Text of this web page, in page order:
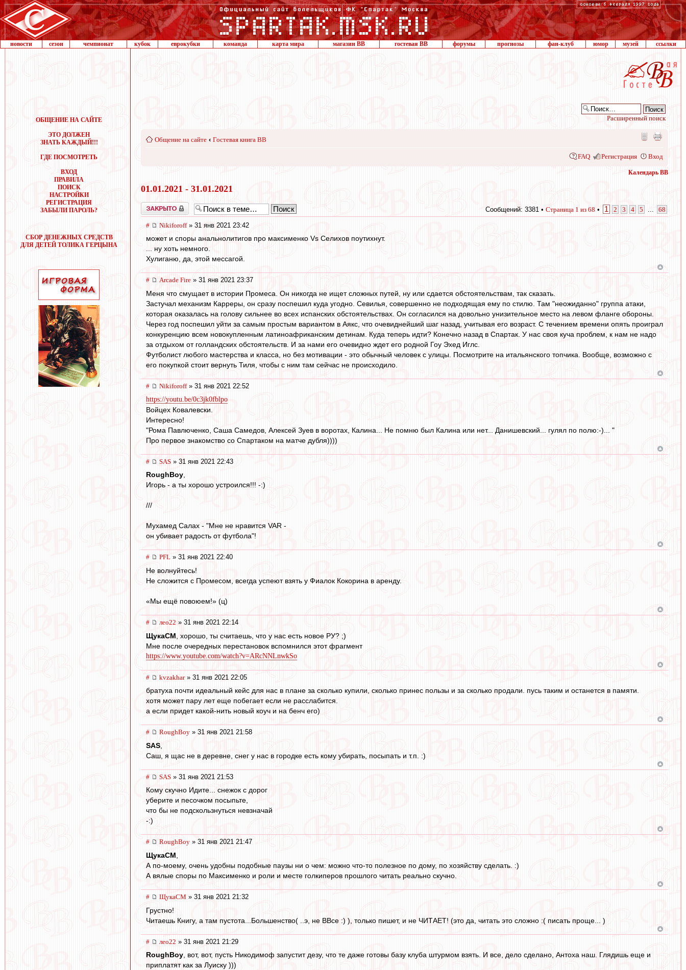
новости сезон чемпионат кубок еврокубки команда карта мира магазин ВВ гостевая ВВ форумы прогнозы фан-клуб юмор музей ссылки
ОБЩЕНИЕ НА САЙТЕ
ЭТО ДОЛЖЕН
ЗНАТЬ КАЖДЫЙ!!!
ГДЕ ПОСМОТРЕТЬ
ВХОД
ПРАВИЛА
ПОИСК
НАСТРОЙКИ
РЕГИСТРАЦИЯ
ЗАБЫЛИ ПАРОЛЬ?
СБОР ДЕНЕЖНЫХ СРЕДСТВ
ДЛЯ ДЕТЕЙ ТОЛИКА ГЕРЦЫНА
Расширенный поиск
Общение на сайте ‹ Гостевая книга ВВ
FAQ Регистрация Вход
Календарь ВВ
01.01.2021 - 31.01.2021
Закрыто Сообщений: 3381 • Страница 1 из 68 • 1 2 3 4 5 68
# Nikiforoff» 31 янв 2021 23:42
может и споры анальнолитигов про максименко Vs Селихов поутихнут.
... ну хоть немного.
Хулиганю, да, этой мессагой.
# Arcade Fire » 31 янв 2021 23:37
Меня что смущает в истории Промеса. Он никогда не ищет сложных путей, ну или сдается обстоятельствам, так сказать.
Застучал механизм Карреры, он сразу поспешил куда угодно. Севилья, совершенно не подходящая ему по стилю. Там "неожиданно" группа атаки,
которая оказалась на голову сильнее во всех испанских обстоятельствах. Он согласился на довольно унизительное место на левом фланге обороны.
Через год поспешил уйти за самым простым вариантом в Аякс, что очевиднейший шаг назад, учитывая его возраст. С течением времени опять проиграл
конкуренцию всем новокупленным латиноафриканским детинам. Куда теперь идти? Конечно назад в Спартак. У нас своя куча проблем, к нам не надо
за отдыхом от голландских обстоятельств. И за нами его очевидно ждет его родной Гоу Эхед Иглс.
Футболист любого мастерства и класса, но без мотивации - это обычный человек с улицы. Посмотрите на итальянского топчика. Вообще, возможно с
его покупкой стоит вернуть Тиля, чтобы с ним там сейчас не происходило.
# Nikiforoff» 31 янв 2021 22:52
https://youtu.be/0c3jk0fblpo
Войцех Ковалевски.
Интересно!
"Рома Павлюченко, Саша Самедов, Алексей Зуев в воротах, Калина... Не помню был Калина или нет... Данишевский... гулял по полю:-)... "
Про первое знакомство со Спартаком на матче дубля))))
# SAS » 31 янв 2021 22:43
RoughBoy,
Игорь - а ты хорошо устроился!!! -:)
///
Мухамед Салах - "Мне не нравится VAR -
он убивает радость от футбола"!
# PFL » 31 янв 2021 22:40
Не волнуйтесь!
Не сложится с Промесом, всегда успеют взять у Фиалок Кокорина в аренду.
«Мы ещё повоюем!» (ц)
# лео22 » 31 янв 2021 22:14
ЩукаСМ , хорошо, ты считаешь, что у нас есть новое РУ? ;)
Мне после очередных перестановок вспомнился этот фрагмент
https://www.youtube.com/watch?v=ARcNNLnwkSo
# kvzakhar» 31 янв 2021 22:05
братуха почти идеальный кейс для нас в плане за сколько купили, сколько принес пользы и за сколько продали. пусь таким и останется в памяти.
хотя может пару лет еще побегает если не расслабится.
а если придет какой-нить новый коуч и на бенч его)
# RoughBoy » 31 янв 2021 21:58
SAS
Саш, я щас не в деревне, снег у нас в городке есть кому убирать, посыпать и т.п. :)
# SAS » 31 янв 2021 21:53
Кому скучно Идите... снежок с дорог
уберите и песочком посыпьте,
что бы не подскользнуться невзначай
-:)
# RoughBoy » 31 янв 2021 21:47
ЩукаСМ
А по-моему, очень удобны подобные паузы ни о чем: можно что-то полезное по дому, по хозяйству сделать. :)
А вялые споры по Максименко и роли и месте голкиперов прошлого читать реально скучно.
# ЩукаСМ » 31 янв 2021 21:32
Грустно!
Читаешь Книгу, а там пустота...Большенство( ..э, не ВВсе :) ), только пишет, и не ЧИТАЕТ! (это да, читать это сложно :( писать проще... )
# лео22 » 31 янв 2021 21:29
RoughBoy, вот, вот, пусть Никодимоф запустит дезу, что те даже готовы базу клуба штурмом взять. И все, дело сделано, Антоха наш. Глядишь еще и
приплатят как за Луиску )))